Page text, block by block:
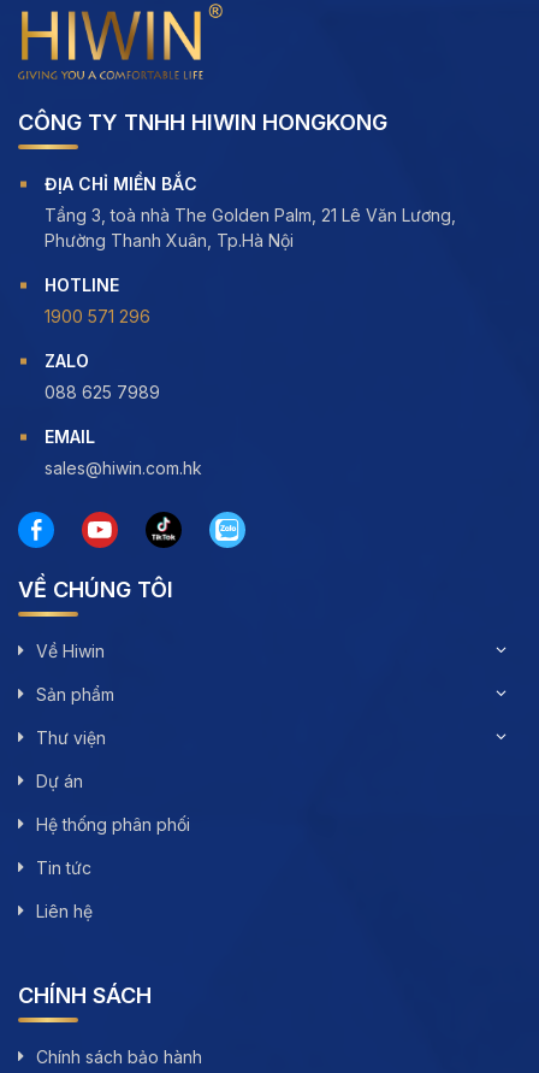
CÔNG TY TNHH HIWIN HONGKONG
ĐỊA CHỈ MIỀN BẮC
Tầng 3, toà nhà The Golden Palm, 21 Lê Văn Lương,
Phường Thanh Xuân, Tp.Hà Nội
HOTLINE
1900 571 296
ZALO
088 625 7989
EMAIL
sales@hiwin.com.hk
VỀ CHÚNG TÔI
Về Hiwin
Sản phẩm
Thư viện
Dự án
Hệ thống phân phối
Tin tức
Liên hệ
CHÍNH SÁCH
Chính sách bảo hành